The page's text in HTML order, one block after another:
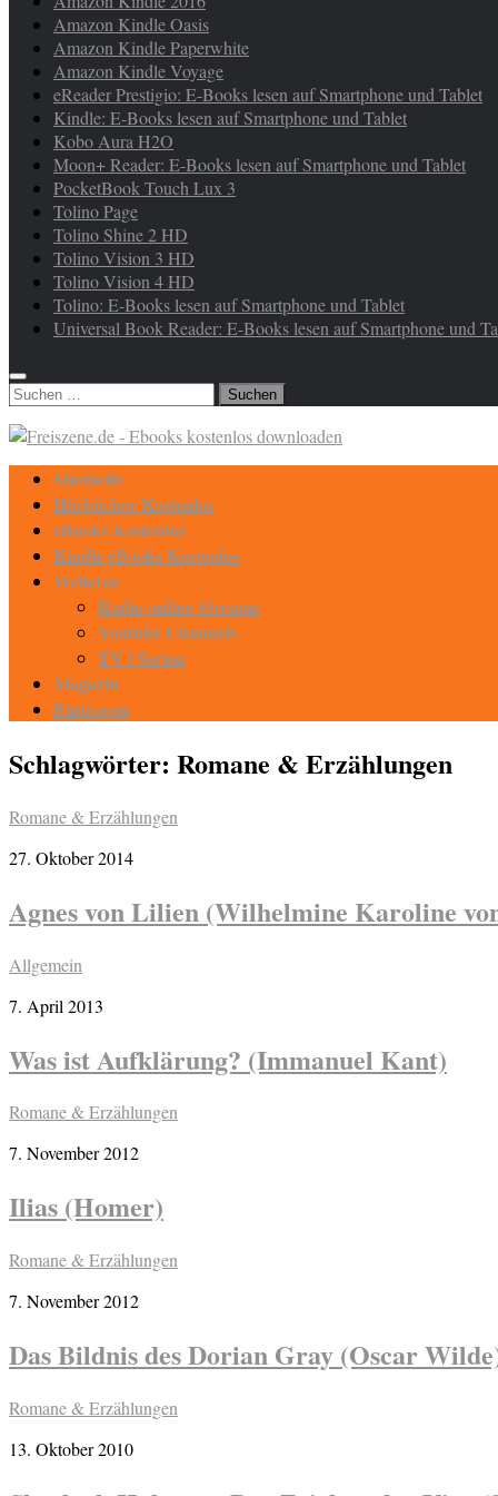
Amazon Kindle Oasis
Amazon Kindle Paperwhite
Amazon Kindle Voyage
eReader Prestigio: E-Books lesen auf Smartphone und Tablet
Kindle: E-Books lesen auf Smartphone und Tablet
Kobo Aura H2O
Moon+ Reader: E-Books lesen auf Smartphone und Tablet
PocketBook Touch Lux 3
Tolino Page
Tolino Shine 2 HD
Tolino Vision 3 HD
Tolino Vision 4 HD
Tolino: E-Books lesen auf Smartphone und Tablet
Universal Book Reader: E-Books lesen auf Smartphone und
Suchen
Startseite
Hörbücher Kostenlos
eBooks Kostenlos
Kindle eBooks Kostenlos
Weiteres
Radio online Streams
Youtube Channels
TV / Serien
Magazin
Eintragen
Schlagwörter: Romane & Erzählungen
Romane & Erzählungen
27. Oktober 2014
Agnes von Lilien (Wilhelmine Karoline
Allgemein
7. April 2013
Was ist Aufklärung? (Immanuel Kant)
Romane & Erzählungen
7. November 2012
Ilias (Homer)
Romane & Erzählungen
7. November 2012
Das Bildnis des Dorian Gray (Oscar
Romane & Erzählungen
13. Oktober 2010